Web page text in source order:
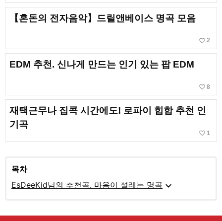
【혼돈의 전자음악】드릴앤베이스 명곡 모음
favorite_border 2
EDM 추천. 신나게 만드는 인기 있는 팝 EDM
favorite_border 8
재택근무나 집콕 시간에도! 로파이 힙합 추천 인
기곡
favorite_border 1
목차
EsDeeKid님의 추천곡. 마음이 설레는 명곡 expand_more